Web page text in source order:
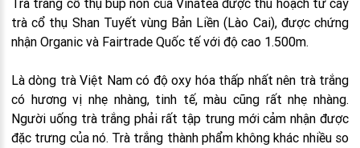
Trà trắng cổ thụ búp non của Vinatea được thu hoạch từ cây
trà cổ thụ Shan Tuyết vùng Bản Liền (Lào Cai), được chứng
nhận Organic và Fairtrade Quốc tế với độ cao 1.500m.
Là dòng trà Việt Nam có độ oxy hóa thấp nhất nên trà trắng
có hương vị nhẹ nhàng, tinh tế, màu cũng rất nhẹ nhàng.
Người uống trà trắng phải rất tập trung mới cảm nhận được
đặc trưng của nó. Trà trắng thành phẩm không khác nhiều so